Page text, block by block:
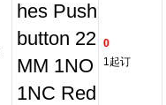
hes Push
button 22
MM 1NO
1NC Red
0
1起订